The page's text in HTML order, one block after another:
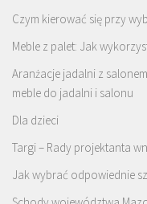
Czym kierować się przy
Meble z palet: Jak
Aranżacje jadalni z
meble do jadalni i salonu
Dla dzieci
Targi – Rady projektanta
Jak wybrać odpowiednie